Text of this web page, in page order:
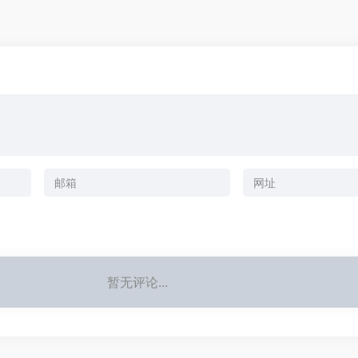
暂无评论...